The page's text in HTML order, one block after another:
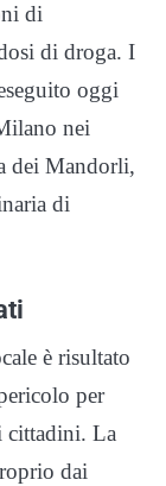
di
di droga. I
oggi
nei
dei Mandorli,
di
è risultato
per
cittadini. La
dai